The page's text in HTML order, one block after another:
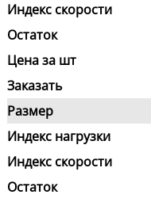
Индекс скорости
Остаток
Цена за шт
Заказать
Размер
Индекс нагрузки
Индекс скорости
Остаток